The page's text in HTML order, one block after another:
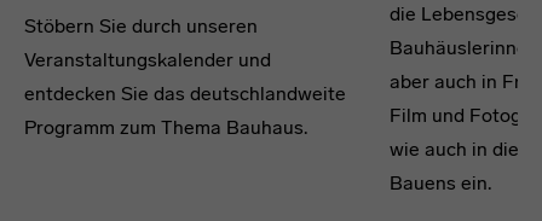
Stöbern Sie durch unseren
Veranstaltungskalender und
entdecken Sie das deutschlandweite
Programm zum Thema Bauhaus.
die
aber auch in
Film und
wie auch in die
Bauens ein.